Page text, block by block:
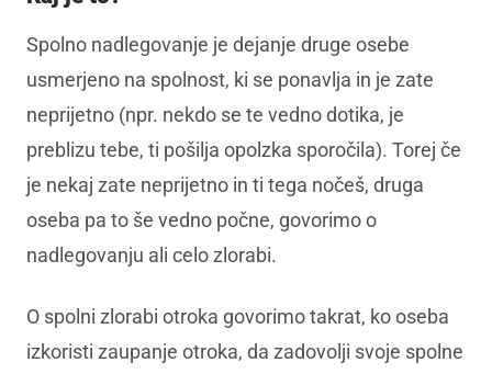
Spolno nadlegovanje je dejanje druge osebe
usmerjeno na spolnost, ki se ponavlja in je zate
neprijetno (npr. nekdo se te vedno dotika, je
preblizu tebe, ti pošilja opolzka sporočila). Torej če
je nekaj zate neprijetno in ti tega nočeš, druga
oseba pa to še vedno počne, govorimo o
nadlegovanju ali celo zlorabi.
O spolni zlorabi otroka govorimo takrat, ko oseba
izkoristi zaupanje otroka, da zadovolji svoje spolne